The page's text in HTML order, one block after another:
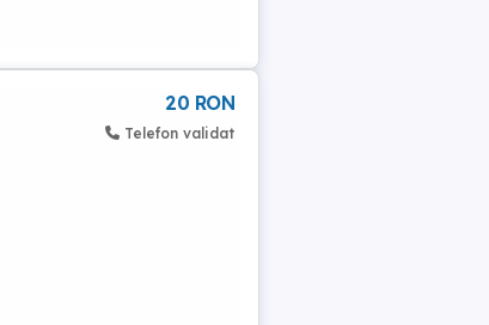
20 RON
Telefon validat